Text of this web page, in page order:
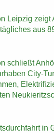
Leip­zig
aus
schließt
City-​
in